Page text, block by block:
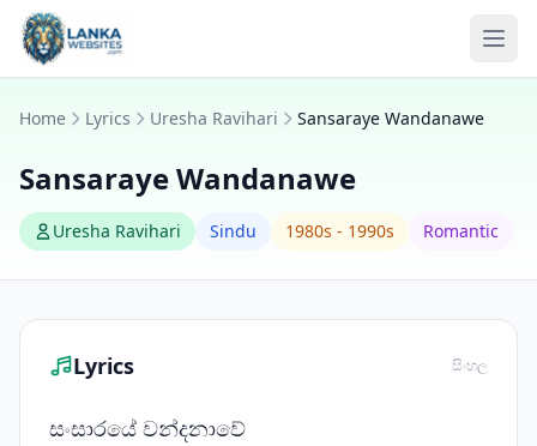
Skip to content
Home Lyrics Uresha Ravihari Sansaraye Wandanawe
Sansaraye Wandanawe
Uresha Ravihari Sindu 1980s - 1990s Romantic
Lyrics සිංහල
සංසාරයේ වන්දනාවේ